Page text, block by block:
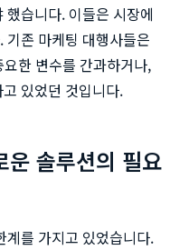
습니다. 이들은 시장에
존 마케팅 대행사들은
한 변수를 간과하거나,
있었던 것입니다.
운 솔루션의 필요
계를 가지고 있었습니다.